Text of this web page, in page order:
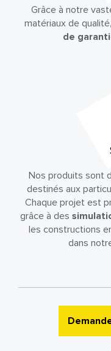
Grâce à notre
matériaux de
de
Nos produits sont
destinés aux
Chaque projet est
grâce à des
les constructions
dans